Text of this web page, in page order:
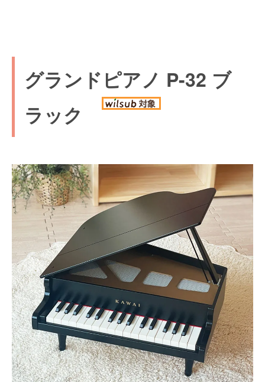
グランドピアノ P-32 ブ
ラック